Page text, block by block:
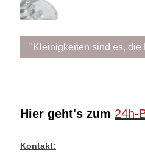
"Kleinigkeiten sind es, die
Hier geht's zum 24h-
Kontakt: